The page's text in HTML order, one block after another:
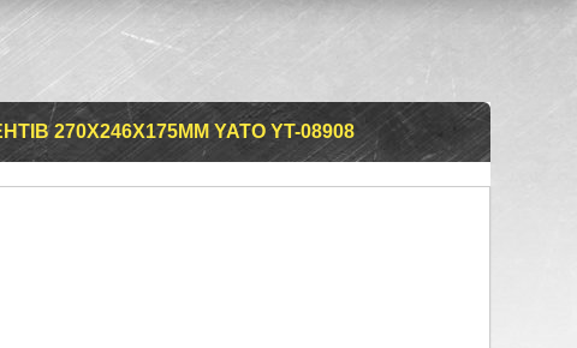
270Х246Х175ММ YATO YT-08908